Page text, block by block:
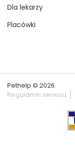
Dla lekarzy
Placówki
Pethelp © 2026.
Regulamin serwisu